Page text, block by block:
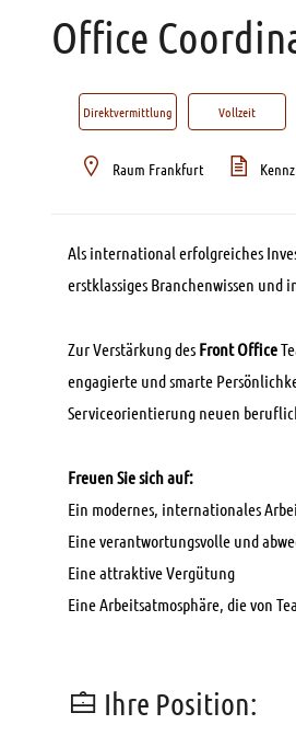
Office
Direktvermittlung Vollzeit
Raum Frankfurt
Als international erfolgreiches
erstklassiges Branchenwissen
Zur Verstärkung des Front Office
engagierte und smarte
Serviceorientierung neuen
Freuen Sie sich auf:
Ein modernes, internationales
Eine verantwortungsvolle und
Eine attraktive Vergütung
Eine Arbeitsatmosphäre, die von
Ihre Position: